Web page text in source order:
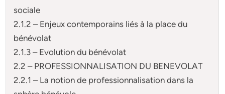
sociale
2.1.2 – Enjeux contemporains liés à la place du
bénévolat
2.1.3 – Evolution du bénévolat
2.2 – PROFESSIONNALISATION DU BENEVOLAT
2.2.1 – La notion de professionnalisation dans la